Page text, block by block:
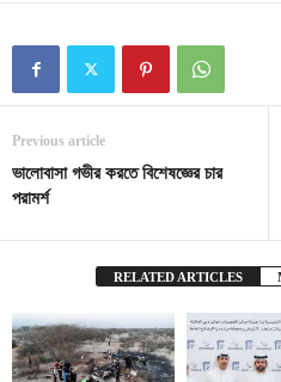
Previous article
ভালোবাসা গভীর করতে বিশেষজ্ঞের চার
পরামর্শ
RELATED ARTICLES